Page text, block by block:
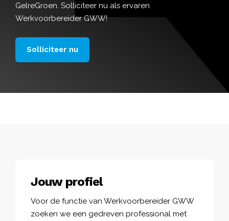
GelreGroen. Solliciteer nu als ervaren
Werkvoorbereider GWW!
Solliciteer nu
Jouw profiel
Voor de functie van Werkvoorbereider GWW
zoeken we een gedreven professional met